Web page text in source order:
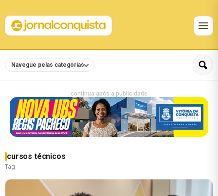
Navegue pelas categorias
continua após a publicidade
cursos técnicos
Tag